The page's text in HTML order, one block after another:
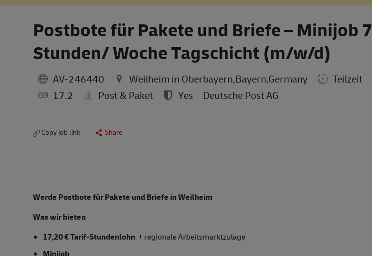
Postbote für Pakete und Briefe – Minijob 7
Stunden/ Woche Tagschicht (m/w/d)
AV-246440 Weilheim in Oberbayern,Bayern,Germany Teilzeit
17.2
Post & Paket Yes Deutsche Post AG
Copy job link Share
Werde Postbote für Pakete und Briefe in Weilheim
Was wir bieten
17,20 € Tarif-Stundenlohn + regionale Arbeitsmarktzulage
Minijob